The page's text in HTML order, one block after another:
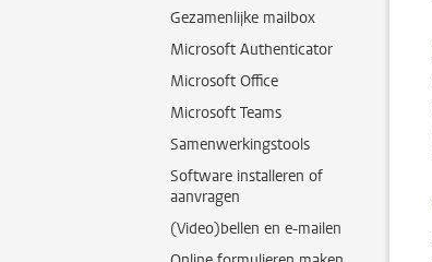
Gezamenlijke mailbox
Microsoft Authenticator
Microsoft Office
Microsoft Teams
Samenwerkingstools
Software installeren of
aanvragen
(Video)bellen en e-mailen